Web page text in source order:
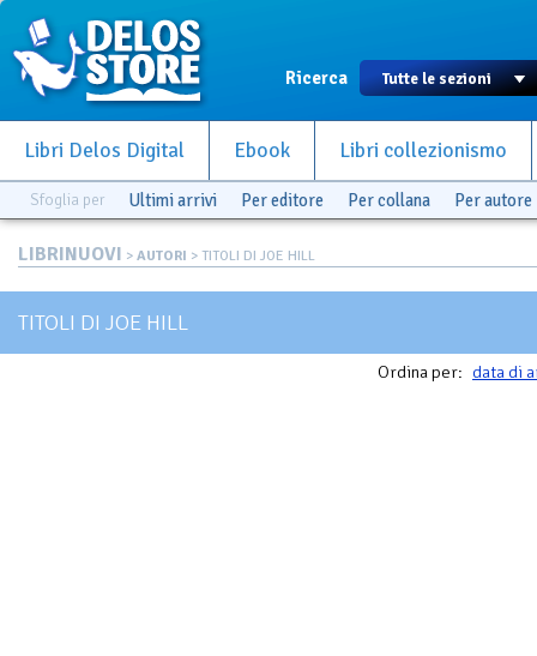
Ricerca
Libri Delos Digital Ebook Libri collezionismo
Sfoglia per Ultimi arrivi Per editore Per collana Per autore
LIBRINUOVI > AUTORI > TITOLI DI JOE HILL
TITOLI DI JOE HILL
Ordina per: data di